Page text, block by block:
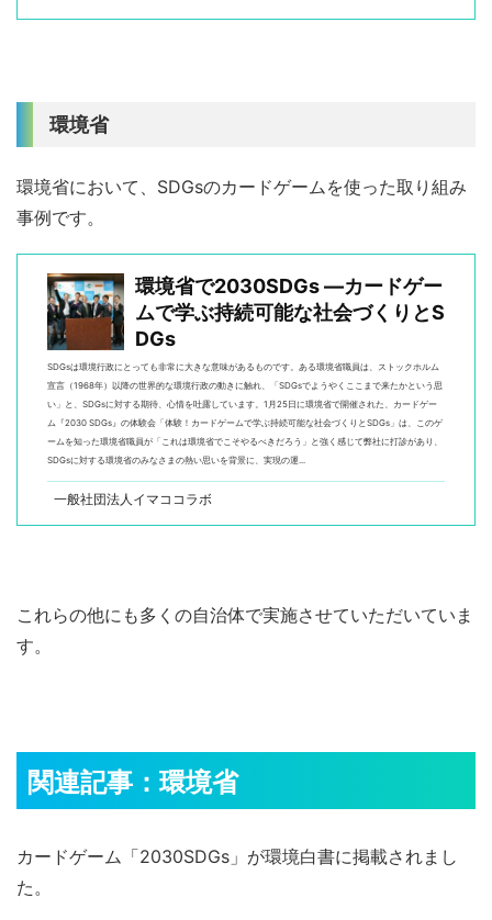
環境省
環境省において、SDGsのカードゲームを使った取り組み
事例です。
環境省で2030SDGs ―カードゲー
ムで学ぶ持続可能な社会づくりとS
DGs
SDGsは環境行政にとっても非常に大きな意味があるものです。ある環境省職員は、ストックホルム
宣言（1968年）以降の世界的な環境行政の動きに触れ、「SDGsでようやくここまで来たかという思
い」と、SDGsに対する期待、心情を吐露しています。1月25日に環境省で開催された、カードゲー
ム『2030 SDGs』の体験会「体験！カードゲームで学ぶ持続可能な社会づくりとSDGs」は、このゲ
ームを知った環境省職員が「これは環境省でこそやるべきだろう」と強く感じて弊社に打診があり、
SDGsに対する環境省のみなさまの熱い思いを背景に、実現の運...
一般社団法人イマココラボ
これらの他にも多くの自治体で実施させていただいていま
す。
関連記事：環境省
カードゲーム「2030SDGs」が環境白書に掲載されまし
た。